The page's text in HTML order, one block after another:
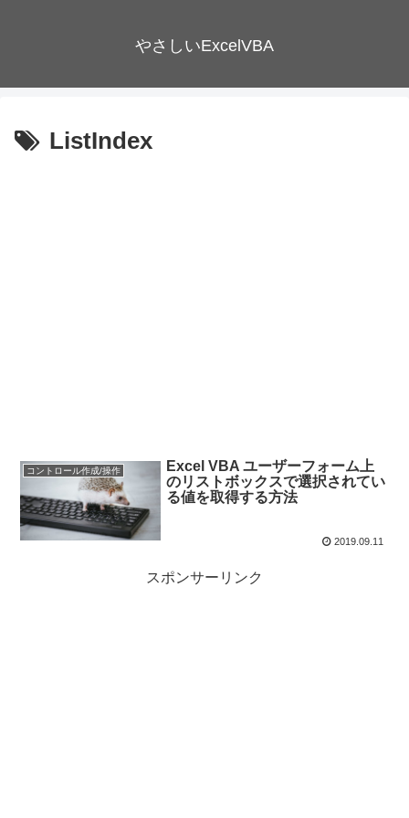
やさしいExcelVBA
ListIndex
コントロール作成/操作
Excel VBA ユーザーフォーム上
のリストボックスで選択されてい
る値を取得する方法
2019.09.11
スポンサーリンク